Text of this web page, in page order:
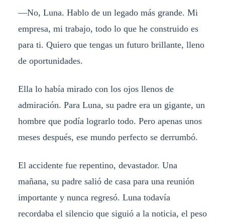
—No, Luna. Hablo de un legado más grande. Mi
empresa, mi trabajo, todo lo que he construido es
para ti. Quiero que tengas un futuro brillante, lleno
de oportunidades.
Ella lo había mirado con los ojos llenos de
admiración. Para Luna, su padre era un gigante, un
hombre que podía lograrlo todo. Pero apenas unos
meses después, ese mundo perfecto se derrumbó.
El accidente fue repentino, devastador. Una
mañana, su padre salió de casa para una reunión
importante y nunca regresó. Luna todavía
recordaba el silencio que siguió a la noticia, el peso